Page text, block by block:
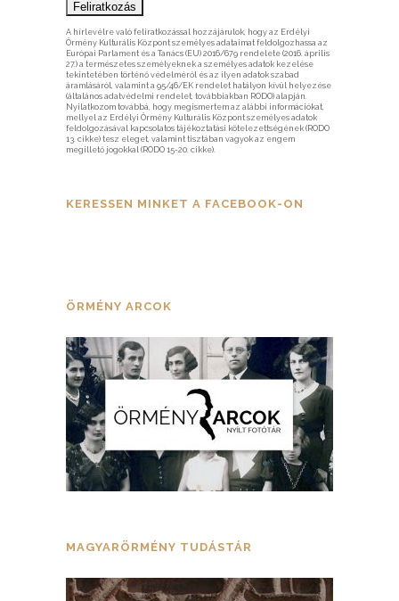
A hírlevélre való feliratkozással hozzájárulok, hogy az Erdélyi
Örmény Kulturális Központ személyes adataimat feldolgozhassa az
Európai Parlament és a Tanács (EU) 2016/679 rendelete (2016. április
27.) a természetes személyeknek a személyes adatok kezelése
tekintetében történő védelméről és az ilyen adatok szabad
áramlásáról, valamint a 95/46/EK rendelet hatályon kívül helyezése
(általános adatvédelmi rendelet, továbbiakban RODO) alapján.
Nyilatkozom továbbá, hogy megismertem az alábbi információkat,
mellyel az Erdélyi Örmény Kulturális Központ személyes adatok
feldolgozásával kapcsolatos tájékoztatási kötelezettségének (RODO
13. cikke) tesz eleget, valamint tisztában vagyok az engem
megillető jogokkal (RODO 15-20. cikke).
KERESSEN MINKET A FACEBOOK-ON
ÖRMÉNY ARCOK
MAGYARÖRMÉNY TUDÁSTÁR